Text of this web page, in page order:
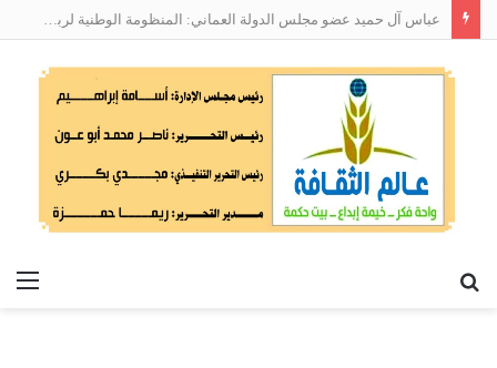
عباس آل حميد عضو مجلس الدولة العماني: المنظومة الوطنية لربط التوظيف بالمهارات تعالج البطالة من جذورها